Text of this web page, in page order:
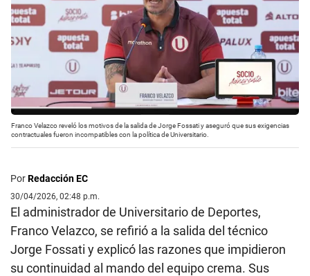
Franco Velazco reveló los motivos de la salida de Jorge Fossati y aseguró que sus exigencias
contractuales fueron incompatibles con la política de Universitario.
PorRedacción EC
30/04/2026, 02:48 p.m.
El administrador de Universitario de Deportes,
Franco Velazco, se refirió a la salida del técnico
Jorge Fossati y explicó las razones que impidieron
su continuidad al mando del equipo crema. Sus